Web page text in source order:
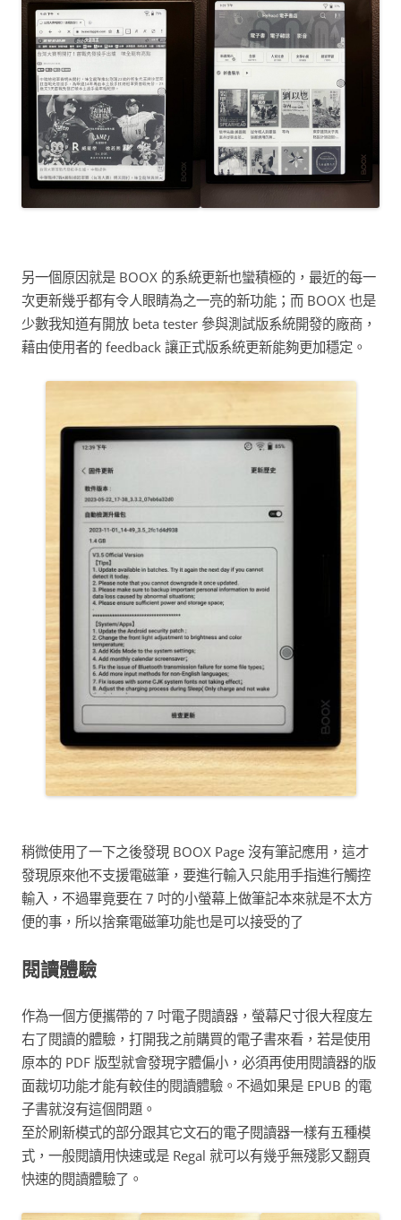
另一個原因就是 BOOX 的系統更新也蠻積極的，最近的每一
次更新幾乎都有令人眼睛為之一亮的新功能；而 BOOX 也是
少數我知道有開放 beta tester 參與測試版系統開發的廠商，
藉由使用者的 feedback 讓正式版系統更新能夠更加穩定。
稍微使用了一下之後發現 BOOX Page 沒有筆記應用，這才
發現原來他不支援電磁筆，要進行輸入只能用手指進行觸控
輸入，不過畢竟要在 7 吋的小螢幕上做筆記本來就是不太方
便的事，所以捨棄電磁筆功能也是可以接受的了
閱讀體驗
作為一個方便攜帶的 7 吋電子閱讀器，螢幕尺寸很大程度左
右了閱讀的體驗，打開我之前購買的電子書來看，若是使用
原本的 PDF 版型就會發現字體偏小，必須再使用閱讀器的版
面裁切功能才能有較佳的閱讀體驗。不過如果是 EPUB 的電
子書就沒有這個問題。
至於刷新模式的部分跟其它文石的電子閱讀器一樣有五種模
式，一般閱讀用快速或是 Regal 就可以有幾乎無殘影又翻頁
快速的閱讀體驗了。